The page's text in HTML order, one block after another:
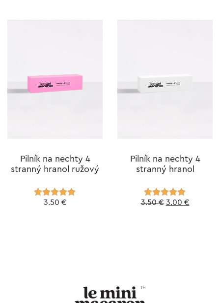
Pilník na nechty 4
stranný hranol ružový
Hodnotenie
3.50 €
Pilník na nechty 4
stranný hranol
Hodnotenie
3.50€ Original
3.00 €Current